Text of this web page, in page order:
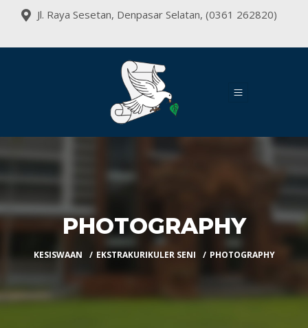
Jl. Raya Sesetan, Denpasar Selatan, (0361 262820)
PHOTOGRAPHY
KESISWAAN EKSTRAKURIKULER SENI PHOTOGRAPHY